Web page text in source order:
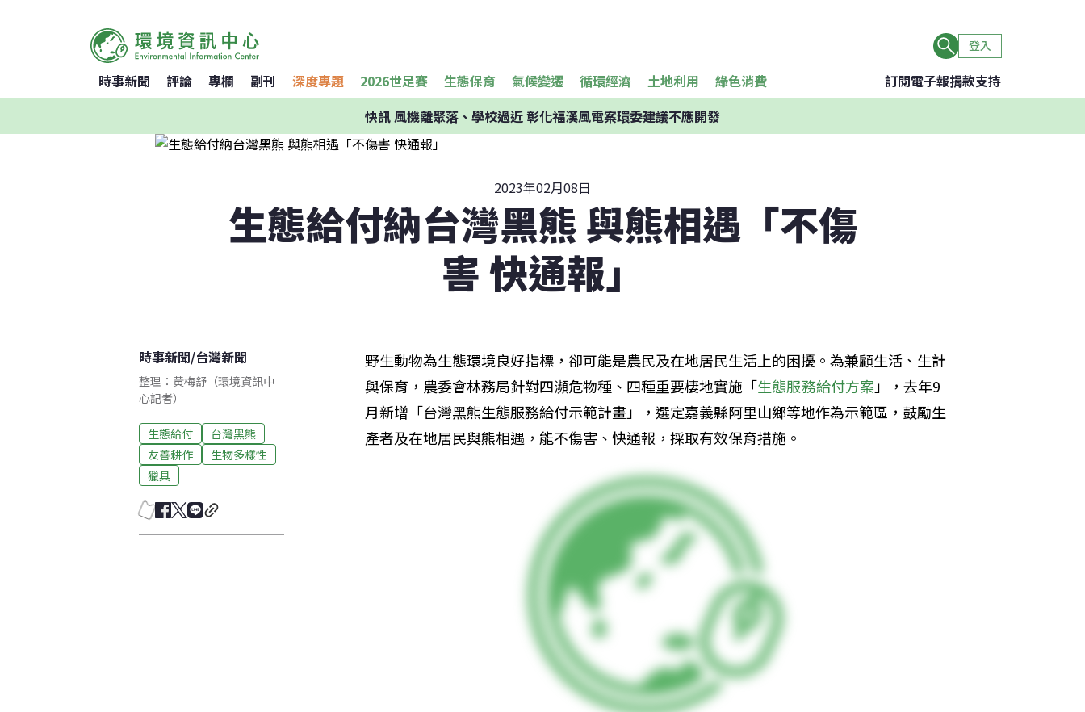
登入
時事新聞 評論 專欄 副刊 深度專題 2026世足賽 生態保育 氣候變遷 循環經濟 土地利用 綠色消費 訂閱電子報捐款支持
快訊風機離聚落、學校過近 彰化福漢風電案環委建議不應開發
2023年02月08日
生態給付納台灣黑熊 與熊相遇「不傷
害 快通報」
時事新聞/台灣新聞
整理：黃梅舒（環境資訊中
心記者）
生態給付
台灣黑熊
友善耕作
生物多樣性
獵具
野生動物為生態環境良好指標，卻可能是農民及在地居民生活上的困擾。為兼顧生活、生計
與保育，農委會林務局針對四瀕危物種、四種重要棲地實施「生態服務給付方案 」，去年9
月新增「台灣黑熊生態服務給付示範計畫」，選定嘉義縣阿里山鄉等地作為示範區，鼓勵生
產者及在地居民與熊相遇，能不傷害、快通報，採取有效保育措施。